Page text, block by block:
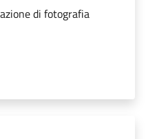
di fotografia